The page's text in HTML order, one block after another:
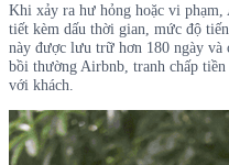
Khi xảy ra hư hỏng hoặc vi
tiết kèm dấu thời gian, mức độ
này được lưu trữ hơn 180 ngày và
bồi thường Airbnb, tranh chấp
với khách.